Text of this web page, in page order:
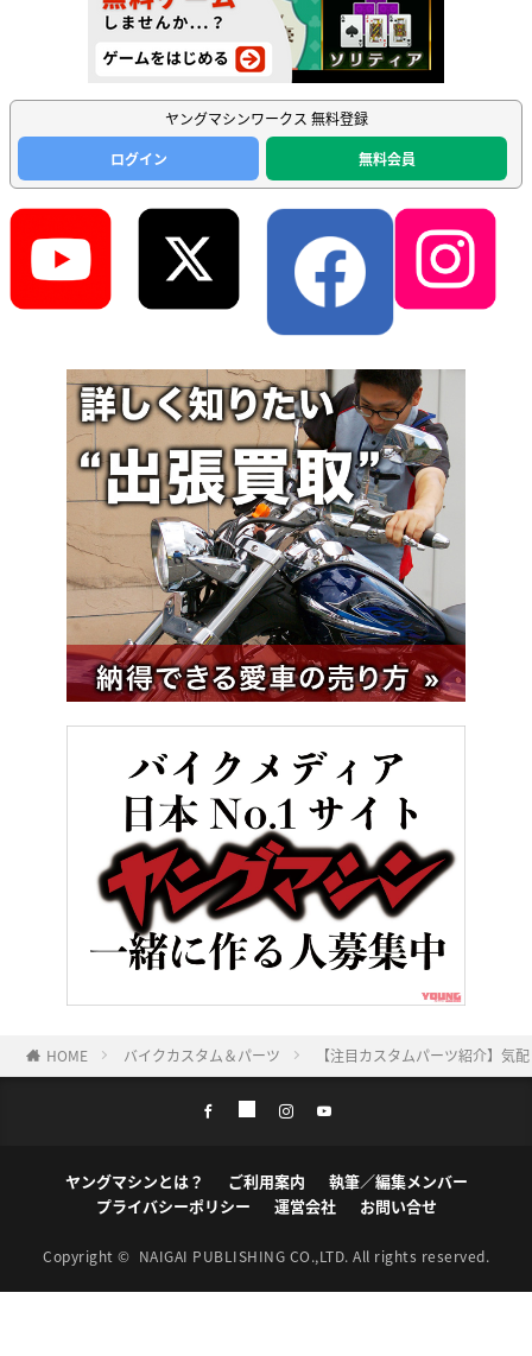
ヤングマシンワークス 無料登録
ログイン
無料会員
HOME バイクカスタム＆パーツ 【注目カスタムパーツ紹介】
ヤングマシンとは？ ご利用案内
執筆／編集メンバー
プライバシーポリシー
運営会社 お問い合せ
Copyright © NAIGAI PUBLISHING CO.,LTD. All rights reserved.